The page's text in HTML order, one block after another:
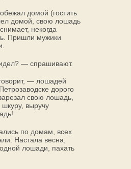
домой (гостить
домой, свою лошадь
некогда
Пришли мужики
— спрашивают.
— лошадей
дорого
свою лошадь,
выручу
по домам, всех
Настала весна,
лошади, пахать